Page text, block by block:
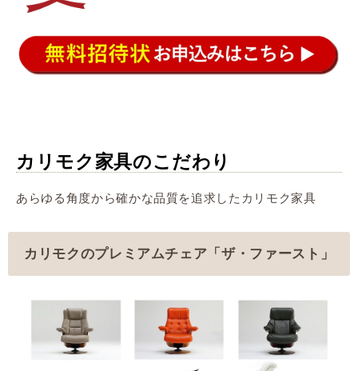
カリモク家具のこだわり
あらゆる角度から確かな品質を追求したカリモク家具
カリモクのプレミアムチェア「ザ・ファースト」